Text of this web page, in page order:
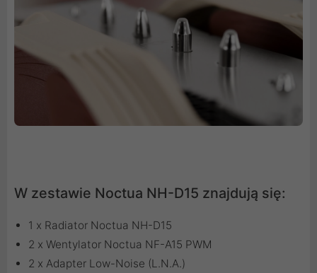
W zestawie Noctua NH-D15 znajdują się:
1 x Radiator Noctua NH-D15
2 x Wentylator Noctua NF-A15 PWM
2 x Adapter Low-Noise (L.N.A.)